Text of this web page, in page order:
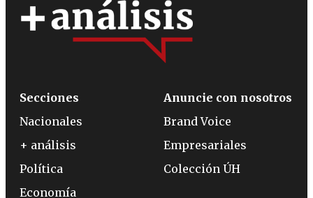
Secciones
Nacionales
+ análisis
Política
Economía
Anuncie con nosotros
Brand Voice
Empresariales
Colección ÚH